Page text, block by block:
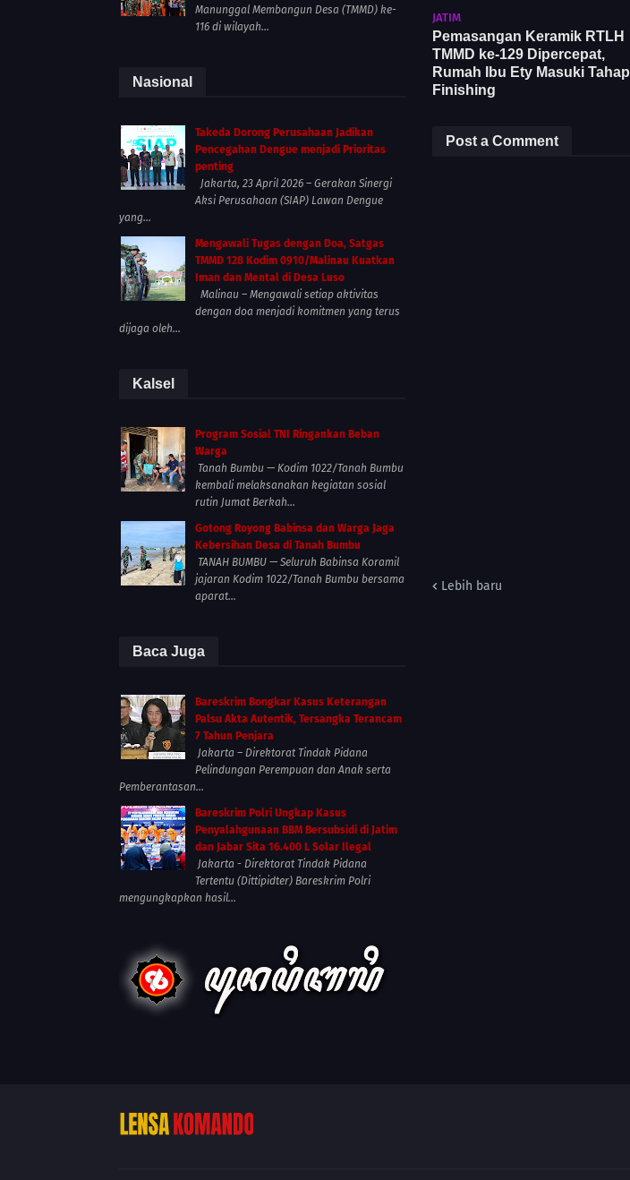
JATIM
Pemasangan Keramik RTLH
TMMD ke-129 Dipercepat,
Rumah Ibu Ety Masuki Tahap
Finishing
Post a Comment
Lebih baru
Manunggal Membangun Desa (TMMD) ke-
116 di wilayah...
Nasional
Takeda Dorong Perusahaan Jadikan
Pencegahan Dengue menjadi Prioritas
penting
Jakarta, 23 April 2026 – Gerakan Sinergi
Aksi Perusahaan (SIAP) Lawan Dengue
yang...
Mengawali Tugas dengan Doa, Satgas
TMMD 128 Kodim 0910/Malinau Kuatkan
Iman dan Mental di Desa Luso
Malinau – Mengawali setiap aktivitas
dengan doa menjadi komitmen yang terus
dijaga oleh...
Kalsel
Program Sosial TNI Ringankan Beban
Warga
Tanah Bumbu — Kodim 1022/Tanah Bumbu
kembali melaksanakan kegiatan sosial
rutin Jumat Berkah...
Gotong Royong Babinsa dan Warga Jaga
Kebersihan Desa di Tanah Bumbu
TANAH BUMBU — Seluruh Babinsa Koramil
jajaran Kodim 1022/Tanah Bumbu bersama
aparat...
Baca Juga
Bareskrim Bongkar Kasus Keterangan
Palsu Akta Autentik, Tersangka Terancam
7 Tahun Penjara
Jakarta – Direktorat Tindak Pidana
Pelindungan Perempuan dan Anak serta
Pemberantasan...
Bareskrim Polri Ungkap Kasus
Penyalahgunaan BBM Bersubsidi di Jatim
dan Jabar Sita 16.400 L Solar Ilegal
Jakarta - Direktorat Tindak Pidana
Tertentu (Dittipidter) Bareskrim Polri
mengungkapkan hasil...